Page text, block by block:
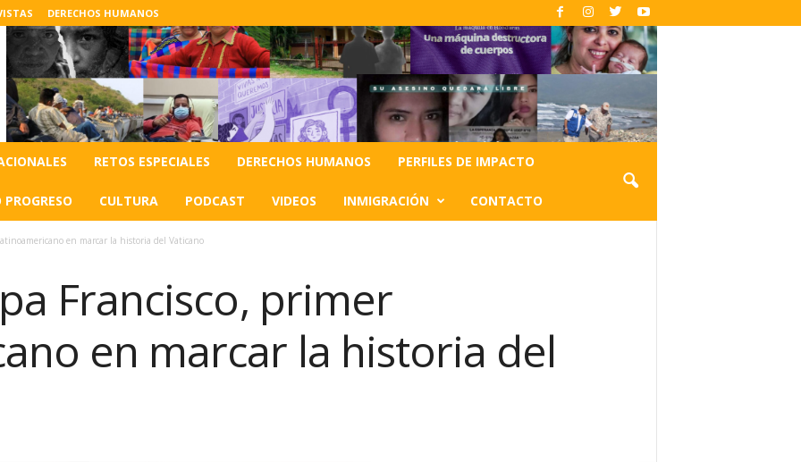
DERECHOS HUMANOS
RETOS ESPECIALES DERECHOS HUMANOS PERFILES DE IMPACTO
PROGRESO CULTURA PODCAST VIDEOS INMIGRACIÓN CONTACTO
en marcar la historia del Vaticano
Francisco, primer
en marcar la historia del